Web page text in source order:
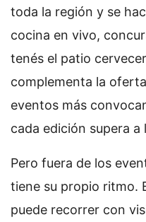
toda la región y se
cocina en vivo,
tenés el patio
complementa la
eventos más
cada edición supera a
Pero fuera de los
tiene su propio ritmo.
puede recorrer con